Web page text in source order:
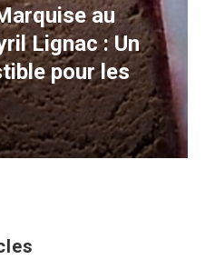
au
Lignac : Un
pour les